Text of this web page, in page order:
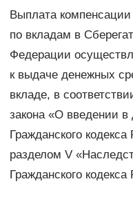
Выплата
по вкладам в
Федерации
к выдаче денежных
вкладе, в
закона «О введении в
Гражданского
разделом V
Гражданского